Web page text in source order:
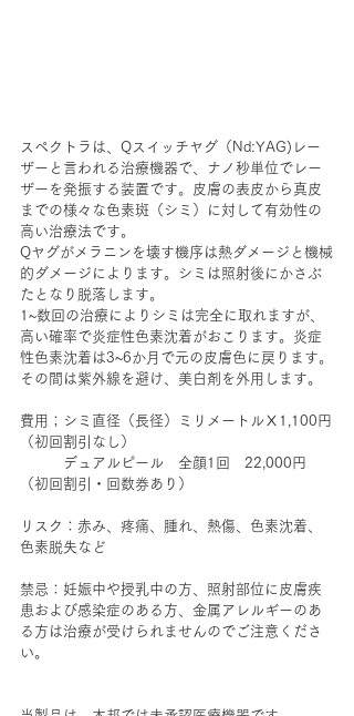
スペクトラは、Qスイッチヤグ（Nd:YAG)レー
ザーと言われる治療機器で、ナノ秒単位でレー
ザーを発振する装置です。皮膚の表皮から真皮
までの様々な色素斑（シミ）に対して有効性の
高い治療法です。
Qヤグがメラニンを壊す機序は熱ダメージと機械
的ダメージによります。シミは照射後にかさぶ
たとなり脱落します。
1~数回の治療によりシミは完全に取れますが、
高い確率で炎症性色素沈着がおこります。炎症
性色素沈着は3~6か月で元の皮膚色に戻ります。
その間は紫外線を避け、美白剤を外用します。
費用；シミ直径（長径）ミリメートルⅩ1,100円
（初回割引なし）
デュアルピール　全顔1回　22,000円
（初回割引・回数券あり）
リスク：赤み、疼痛、腫れ、熱傷、色素沈着、
色素脱失など
禁忌：妊娠中や授乳中の方、照射部位に皮膚疾
患および感染症のある方、金属アレルギーのあ
る方は治療が受けられませんのでご注意くださ
い。